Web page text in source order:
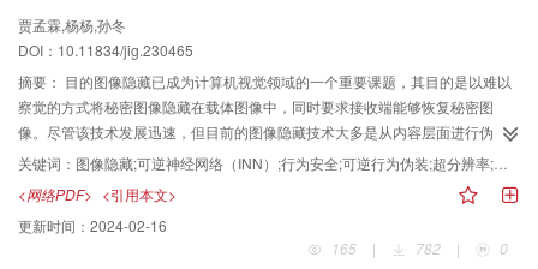
议上具有更好的通用性，相对Saenger方法在丢包率抵抗能力方面提高了5%，
所用隐写算法满足可证安全性。同时，RoCC的数据传输率有73～136 bps（bit
per second），能够满足实时通信需要。结论RoCC隐蔽通信框架综合可证明
安全隐写、生成式机器学习方法和跨模态检索方法的优势，与现有的方法比
较，具有更加隐蔽和安全的优势，并且是当前对数据传输丢包异常最鲁棒的模
型。
贾孟霖,杨杨,孙冬
DOI：10.11834/jig.230465
摘要： 目的图像隐藏已成为计算机视觉领域的一个重要课题，其目的是以难以
察觉的方式将秘密图像隐藏在载体图像中，同时要求接收端能够恢复秘密图
像。尽管该技术发展迅速，但目前的图像隐藏技术大多是从内容层面进行伪
装，追求载密图像与载体图像的不可区分性。其实，图像隐藏的本质是对行为
安全的追求，因此不仅可以在内容层面进行伪装，还可以在行为层面进行伪
装。方法本文从行为安全的角度出发，提出了一种基于超分辨率行为伪装的可
逆图像隐藏方法。与传统的图像隐藏技术不同，本文首先将秘密图像可逆地隐
藏到载体图像中，生成载密图像，然后通过可逆的超分辨率处理创建与普通超
关键词： 图像隐藏;可逆神经网络（INN）;行为安全;可逆行为伪装;超分辨率;深度学习
<网络PDF> <引用本文>
更新时间： 2024-02-16
165
| 782 | 0